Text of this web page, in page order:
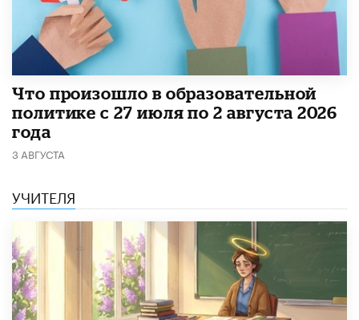
​Что произошло в образовательной
политике с 27 июля по 2 августа 2026
года
3 АВГУСТА
УЧИТЕЛЯ